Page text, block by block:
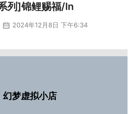
列]锦鲤赐福/ln
2024年12月8日 下午6:34
幻梦虚拟小店